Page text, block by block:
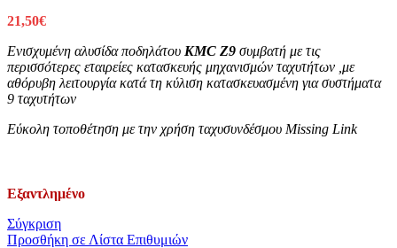
21,50€
Ενισχυμένη αλυσίδα ποδηλάτου KMC Z9 συμβατή με τις
περισσότερες εταιρείες κατασκευής μηχανισμών ταχυτήτων ,με
αθόρυβη λειτουργία κατά τη κύλιση κατασκευασμένη για συστήματα
9 ταχυτήτων
Εύκολη τοποθέτηση με την χρήση ταχυσυνδέσμου Missing Link
Εξαντλημένο
Σύγκριση
Προσθήκη σε Λίστα Επιθυμιών